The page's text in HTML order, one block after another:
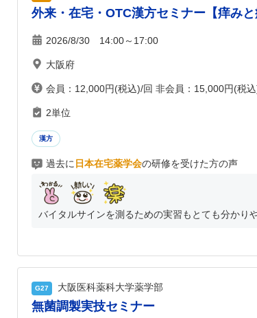
外来・在宅・OTC漢方セミナー【痒み
2026/8/30 14:00～17:00
大阪府
会員：12,000円(税込)/回 非会員：15,000円(税
2単位
漢方
過去に 日本在宅薬学会の研修を受けた方の声
バイタルサインを測るための実習もとても分かり
G27 大阪医科薬科大学薬学部
無菌調製実技セミナー